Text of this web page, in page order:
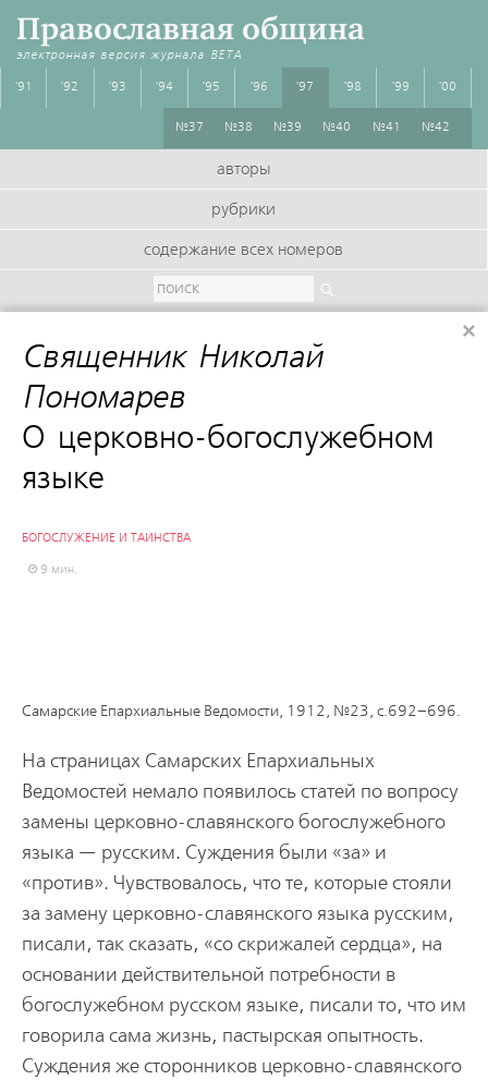
Православная община
электронная версия журнала BETA
'91 '92 '93 '94 '95 '96 '97
№37 №38 №39 №40 №41 №42
'98 '99 '00
авторы
рубрики
содержание всех номеров
Священник Николай
Пономарев:
О церковно-богослужебном
языке
БОГОСЛУЖЕНИЕ И ТАИНСТВА
9 мин.
Самарские Епархиальные Ведомости, 1912, №23, с.692–696.
На страницах Самарских Епархиальных
Ведомостей немало появилось статей по вопросу
замены церковно-славянского богослужебного
языка — русским. Суждения были «за» и
«против». Чувствовалось, что те, которые стояли
за замену церковно-славянского языка русским,
писали, так сказать, «со скрижалей сердца», на
основании действительной потребности в
богослужебном русском языке, писали то, что им
говорила сама жизнь, пастырская опытность.
Суждения же сторонников церковно-славянского
×